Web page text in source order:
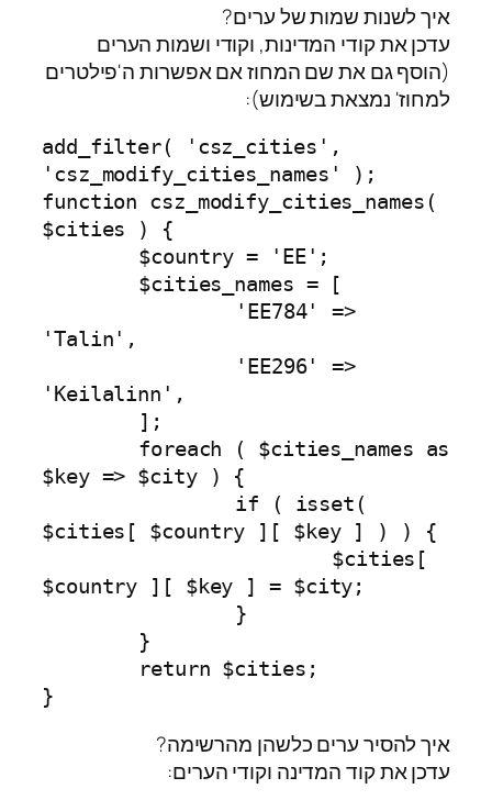
איך לשנות שמות של ערים?
עדכן את קודי המדינות, וקודי ושמות הערים
(הוסף גם את שם המחוז אם אפשרות ה'פילטרים
למחוז' נמצאת בשימוש):
add_filter( 'csz_cities',
'csz_modify_cities_names' );
function csz_modify_cities_names(
$cities ) {
'Talin',
'Keilalinn',
$key => $city ) {
$cities[ $country ][ $key ] ) ) {
$country ][ $key ] = $city;
}
איך להסיר ערים כלשהן מהרשימה?
עדכן את קוד המדינה וקודי הערים: